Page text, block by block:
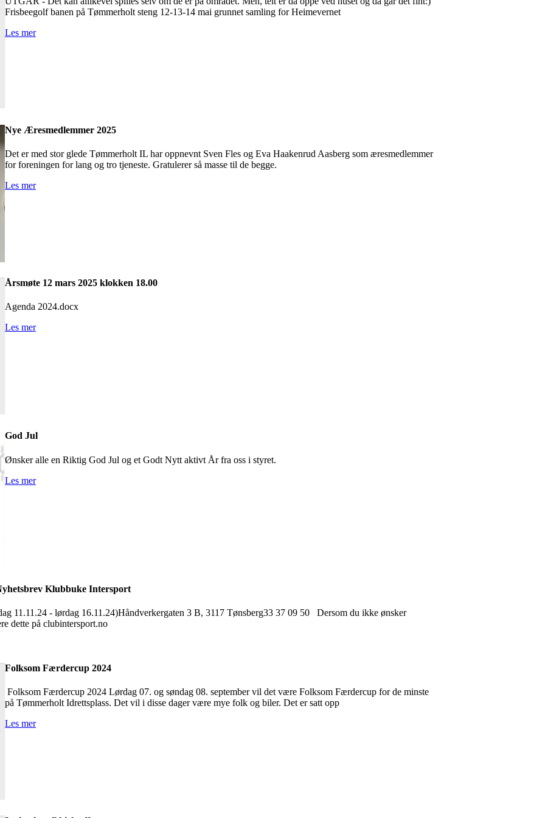
Frisbeegolf banen på Tømmerholt steng 12-13-14 mai grunnet samling for Heimevernet
Les mer
Nye Æresmedlemmer 2025
Det er med stor glede Tømmerholt IL har oppnevnt Sven Fles og Eva Haakenrud Aasberg som æresmedlemmer
for foreningen for lang og tro tjeneste. Gratulerer så masse til de begge.
Les mer
Årsmøte 12 mars 2025 klokken 18.00
Agenda 2024.docx
Les mer
God Jul
Ønsker alle en Riktig God Jul og et Godt Nytt aktivt År fra oss i styret.
Les mer
Klubbuke Intersport
11.11.24 - lørdag 16.11.24)Håndverkergaten 3 B, 3117 Tønsberg33 37 09 50 Dersom du ikke ønsker
dette på clubintersport.no
Folksom Færdercup 2024
Folksom Færdercup 2024 Lørdag 07. og søndag 08. september vil det være Folksom Færdercup for de minste
på Tømmerholt Idrettsplass. Det vil i disse dager være mye folk og biler. Det er satt opp
Les mer